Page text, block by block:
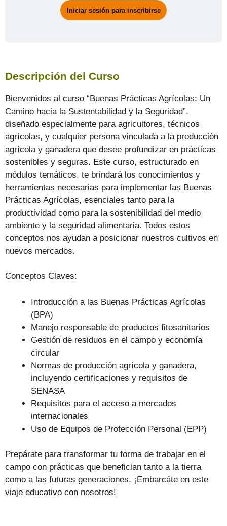
Iniciar sesión para inscribirse
Descripción del Curso
Bienvenidos al curso “Buenas Prácticas Agrícolas: Un
Camino hacia la Sustentabilidad y la Seguridad”,
diseñado especialmente para agricultores, técnicos
agrícolas, y cualquier persona vinculada a la producción
agrícola y ganadera que desee profundizar en prácticas
sostenibles y seguras. Este curso, estructurado en
módulos temáticos, te brindará los conocimientos y
herramientas necesarias para implementar las Buenas
Prácticas Agrícolas, esenciales tanto para la
productividad como para la sostenibilidad del medio
ambiente y la seguridad alimentaria. Todos estos
conceptos nos ayudan a posicionar nuestros cultivos en
nuevos mercados.
Conceptos Claves:
Introducción a las Buenas Prácticas Agrícolas
(BPA)
Manejo responsable de productos fitosanitarios
Gestión de residuos en el campo y economía
circular
Normas de producción agrícola y ganadera,
incluyendo certificaciones y requisitos de
SENASA
Requisitos para el acceso a mercados
internacionales
Uso de Equipos de Protección Personal (EPP)
Prepárate para transformar tu forma de trabajar en el
campo con prácticas que benefician tanto a la tierra
como a las futuras generaciones. ¡Embarcáte en este
viaje educativo con nosotros!